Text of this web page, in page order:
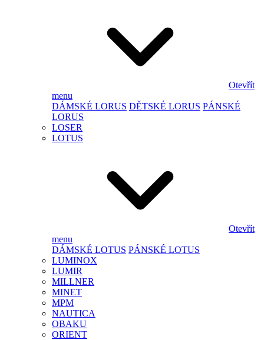
Otevřít
menu
DÁMSKÉ LORUS DĚTSKÉ LORUS PÁNSKÉ
LORUS
LOSER
LOTUS
Otevřít
menu
DÁMSKÉ LOTUS PÁNSKÉ LOTUS
LUMINOX
LUMIR
MILLNER
MINET
MPM
NAUTICA
OBAKU
ORIENT